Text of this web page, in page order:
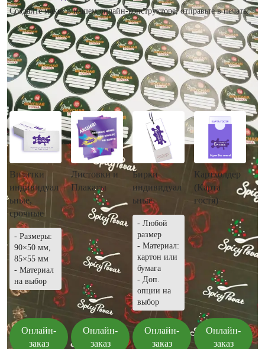
Создайте макет в нашем онлайн-конструкторе, отправьте в печать.
Рекомендуем посмотреть
Визитки
индивидуал
ьные,
срочные
- Размеры:
90×50 мм,
85×55 мм
- Материал
на выбор
Онлайн-
заказ
Листовки и
Плакаты
Онлайн-
заказ
Бирки
индивидуал
ьные
- Любой
размер
- Материал:
картон или
бумага
- Доп.
опции на
выбор
Онлайн-
заказ
Картхолдер
(Карта
гостя)
Онлайн-
заказ